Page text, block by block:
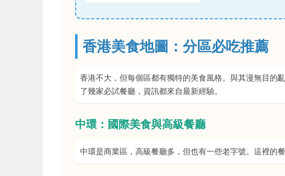
香港美食地圖：分區必吃推薦
香港不大，但每個區都有獨特的美食風格。與其漫無目的
了幾家必試餐廳，資訊都來自最新經驗。
中環：國際美食與高級餐廳
中環是商業區，高級餐廳多，但也有一些老字號。這裡的